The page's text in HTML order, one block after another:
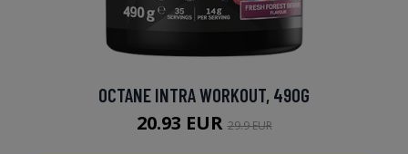
OCTANE INTRA WORKOUT, 490G
20.93 EUR29.9 EUR